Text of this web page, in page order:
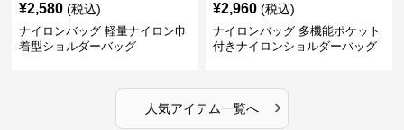
¥2,580 (税込)
ナイロンバッグ 軽量ナイロン巾
着型ショルダーバッグ
¥2,960 (税込)
ナイロンバッグ 多機能ポケット
付きナイロンショルダーバッグ
人気アイテム一覧へ ›